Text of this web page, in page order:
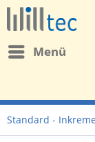
Menü
Standard -